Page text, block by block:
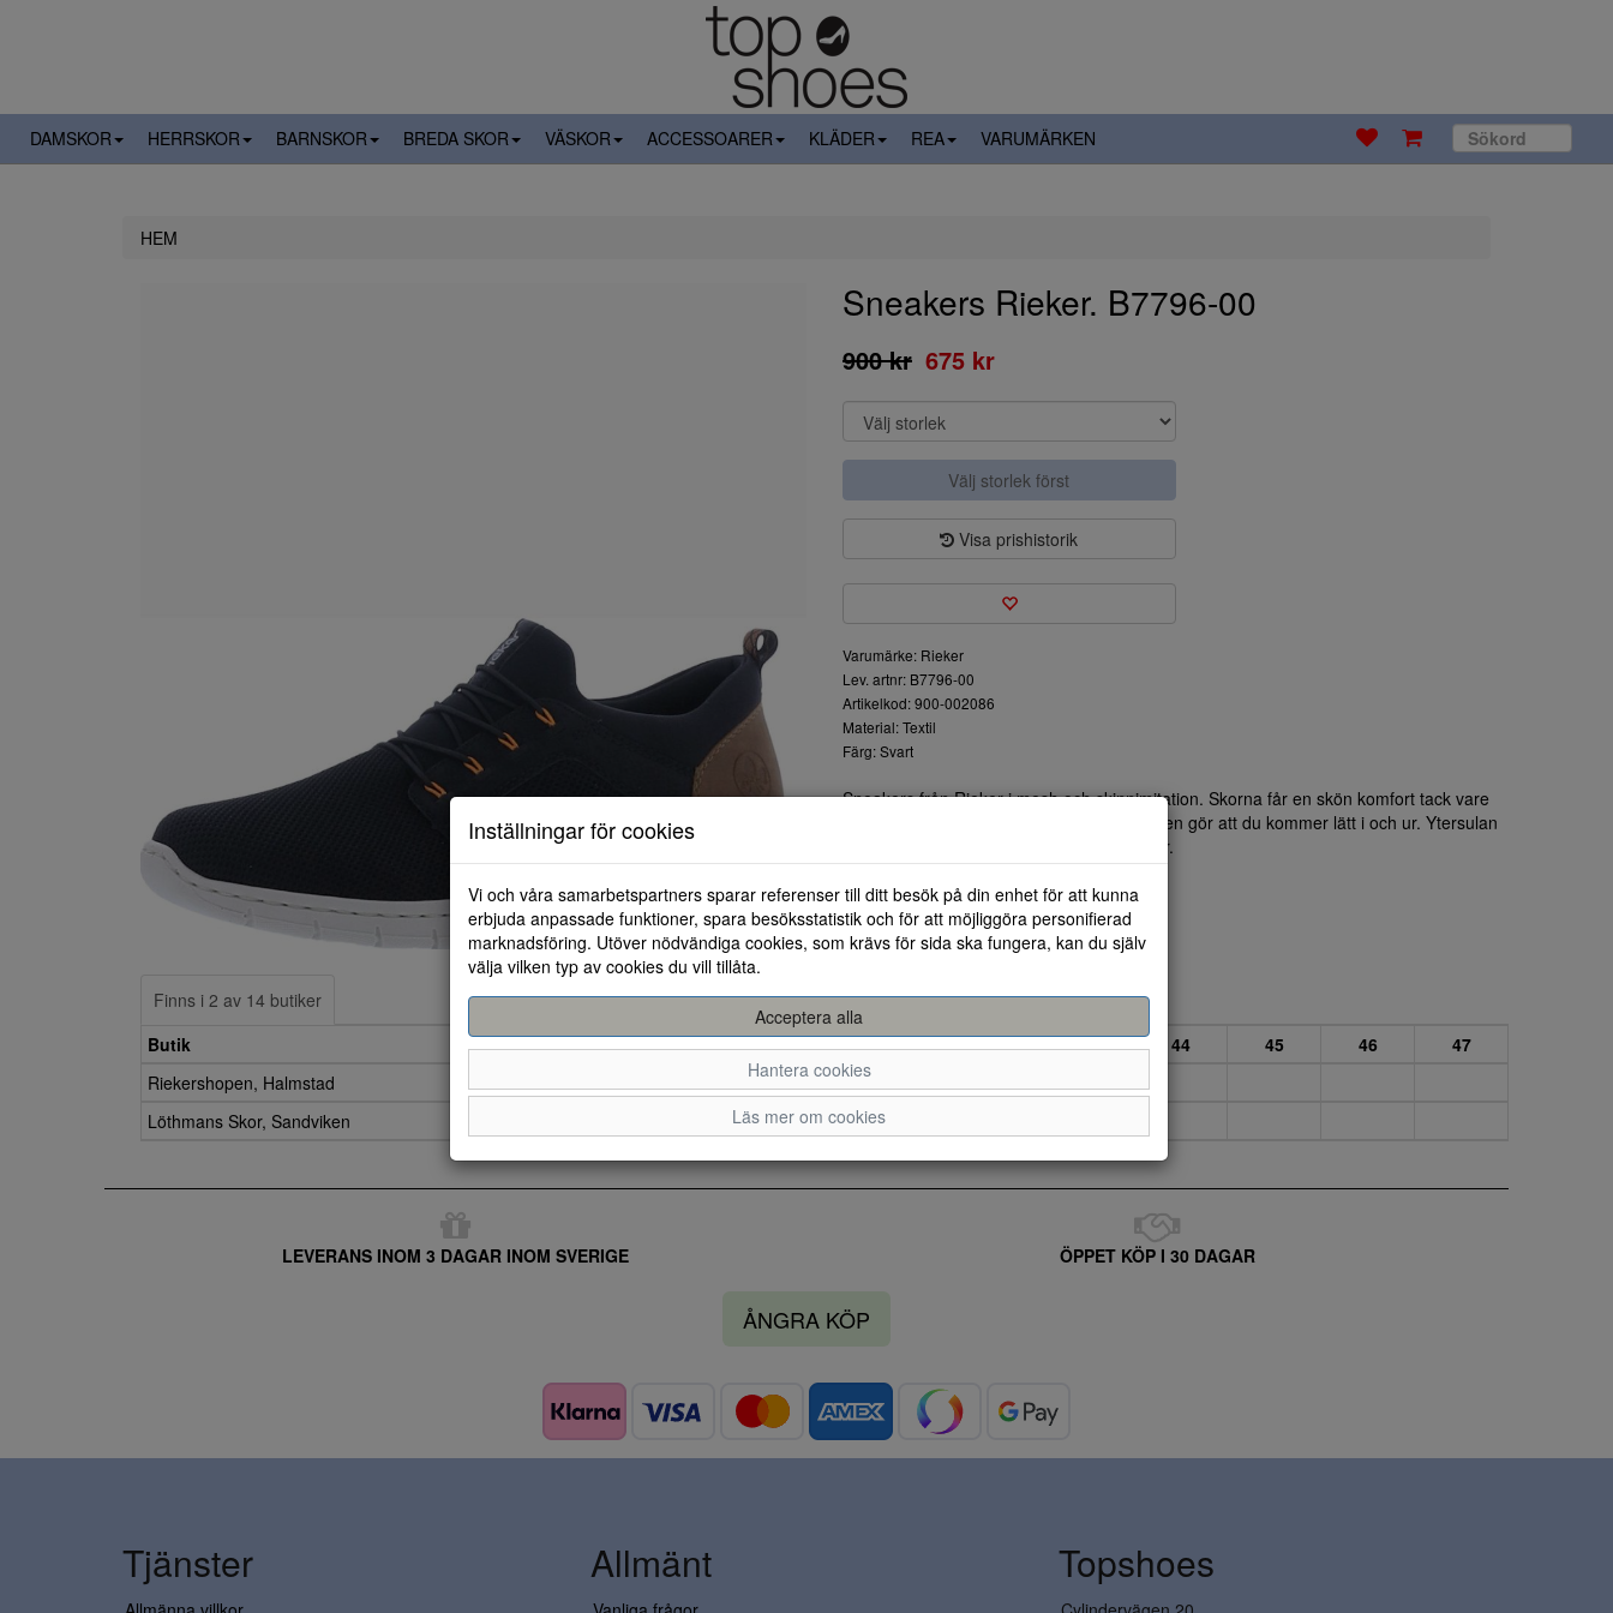
DAMSKOR HERRSKOR BARNSKOR BREDA SKOR VÄSKOR ACCESSOARER KLÄDER REA VARUMÄRKEN
HEM
Sneakers Rieker. B7796-00
900 kr 675 kr
Välj storlek först
Visa prishistorik
Varumärke: Rieker
Lev. artnr: B7796-00
Artikelkod: 900-002086
Material: Textil
Färg: Svart
Sneakers från Rieker i mesh och skinnimitation. Skorna får en skön komfort tack vare
den mjuka överkanten.Den enkla snörningen gör att du kommer lätt i och ur. Ytersulan
är flexibel och ger dig dämpning när du går.
Finns i 2 av 14 butiker
Butik
40 41 42 43 44 45 46
47
Riekershopen, Halmstad
Löthmans Skor, Sandviken
LEVERANS INOM 3 DAGAR INOM SVERIGE ÖPPET KÖP I 30 DAGAR
ÅNGRA KÖP
Inställningar för cookies
Vi och våra samarbetspartners sparar referenser till ditt besök på din enhet för att kunna
erbjuda anpassade funktioner, spara besöksstatistik och för att möjliggöra personifierad
marknadsföring. Utöver nödvändiga cookies, som krävs för sida ska fungera, kan du själv
välja vilken typ av cookies du vill tillåta.
Acceptera alla
Hantera cookies
Läs mer om cookies
Tjänster Allmänt Topshoes